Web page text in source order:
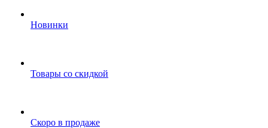
Новинки
Товары со скидкой
Скоро в продаже